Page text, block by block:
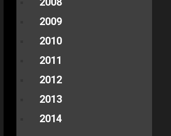
2009
2010
2011
2012
2013
2014